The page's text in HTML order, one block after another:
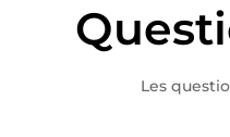
Les